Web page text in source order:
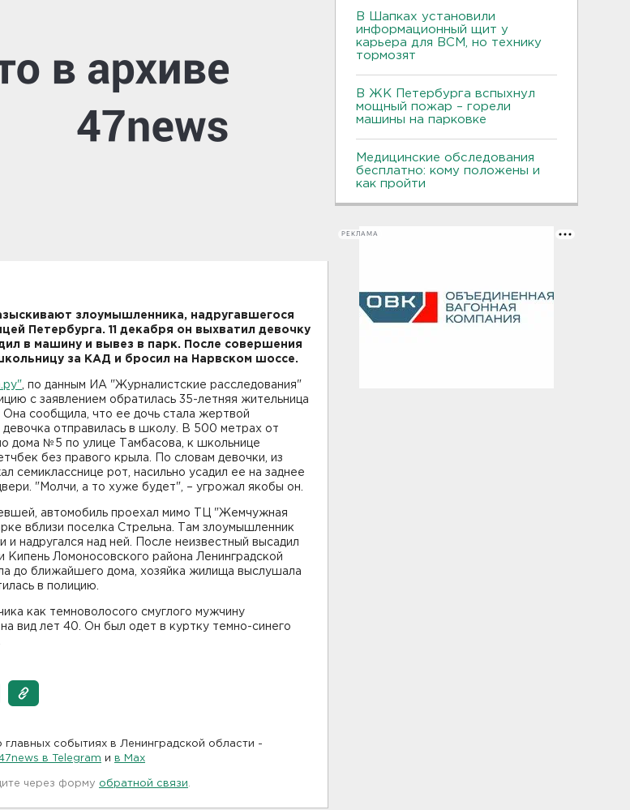
злоумышленника, надругавшегося
Петербурга. 11 декабря он выхватил девочку
в машину и вывез в парк. После совершения
за КАД и бросил на Нарвском шоссе.
, по данным ИА "Журналистские расследования"
с заявлением обратилась 35-летняя жительница
Она сообщила, что ее дочь стала жертвой
девочка отправилась в школу. В 500 метрах от
дома №5 по улице Тамбасова, к школьнице
без правого крыла. По словам девочки, из
семикласснице рот, насильно усадил ее на заднее
"Молчи, а то хуже будет", – угрожал якобы он.
автомобиль проехал мимо ТЦ "Жемчужная
вблизи поселка Стрельна. Там злоумышленник
и надругался над ней. После неизвестный высадил
Кипень Ломоносовского района Ленинградской
до ближайшего дома, хозяйка жилища выслушала
в полицию.
как темноволосого смуглого мужчину
вид лет 40. Он был одет в куртку темно-синего
событиях в Ленинградской области -
в Telegram и в Maх
через форму обратной связи
В Шапках установили
информационный щит у
карьера для ВСМ, но технику
тормозят
В ЖК Петербурга вспыхнул
мощный пожар – горели
машины на парковке
Медицинские обследования
бесплатно: кому положены и
как пройти
РЕКЛАМА